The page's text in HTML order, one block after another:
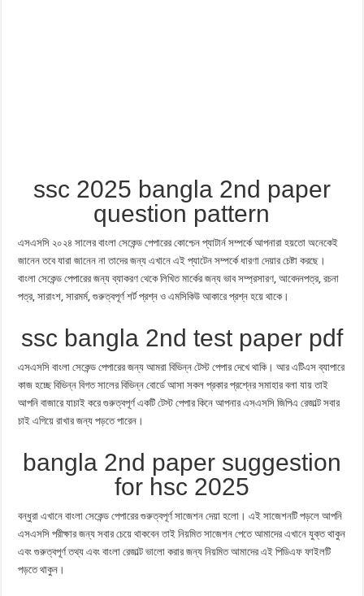
ssc 2025 bangla 2nd paper
question pattern
এসএসসি ২০২৪ সালের বাংলা সেকেন্ড পেপারের কোশ্চেন প্যাটার্ন সম্পর্কে আপনারা হয়তো অনেকেই
জানেন তবে যারা জানেন না তাদের জন্য এখানে এই প্যাটেন সম্পর্কে ধারণা দেয়ার চেষ্টা করছে।
বাংলা সেকেন্ড পেপারের জন্য ব্যাকরণ থেকে লিখিত মার্কের জন্য ভাব সম্প্রসারণ, আবেদনপত্র, রচনা
পত্র, সারাংশ, সারমর্ম, গুরুত্বপূর্ণ শর্ট প্রশ্ন ও এমসিকিউ আকারে প্রশ্ন হয়ে থাকে।
ssc bangla 2nd test paper pdf
এসএসসি বাংলা সেকেন্ড পেপারের জন্য আমরা বিভিন্ন টেস্ট পেপার দেখে থাকি। আর এটিএস ব্যাপারে
কাজ হচ্ছে বিভিন্ন বিগত সালের বিভিন্ন বোর্ডে আসা সকল প্রকার প্রশ্নের সমাহার বলা যায় তাই
আপনি বাজারে যাচাই করে গুরুত্বপূর্ণ একটি টেস্ট পেপার কিনে আপনার এসএসসি জিপিএ রেজাল্ট সবার
চাই এগিয়ে রাখার জন্য পড়তে পারেন।
bangla 2nd paper suggestion
for hsc 2025
বন্ধুরা এখানে বাংলা সেকেন্ড পেপারের গুরুত্বপূর্ণ সাজেশন দেয়া হলো। এই সাজেশনটি পড়লে আপনি
এসএসসি পরীক্ষার জন্য সবার চেয়ে থাকবেন তাই নিয়মিত সাজেশন পেতে আমাদের এখানে যুক্ত থাকুন
এবং গুরুত্বপূর্ণ তথ্য এবং বাংলা রেজাল্ট ভালো করার জন্য নিয়মিত আমাদের এই পিডিএফ ফাইলটি
পড়তে থাকুন।